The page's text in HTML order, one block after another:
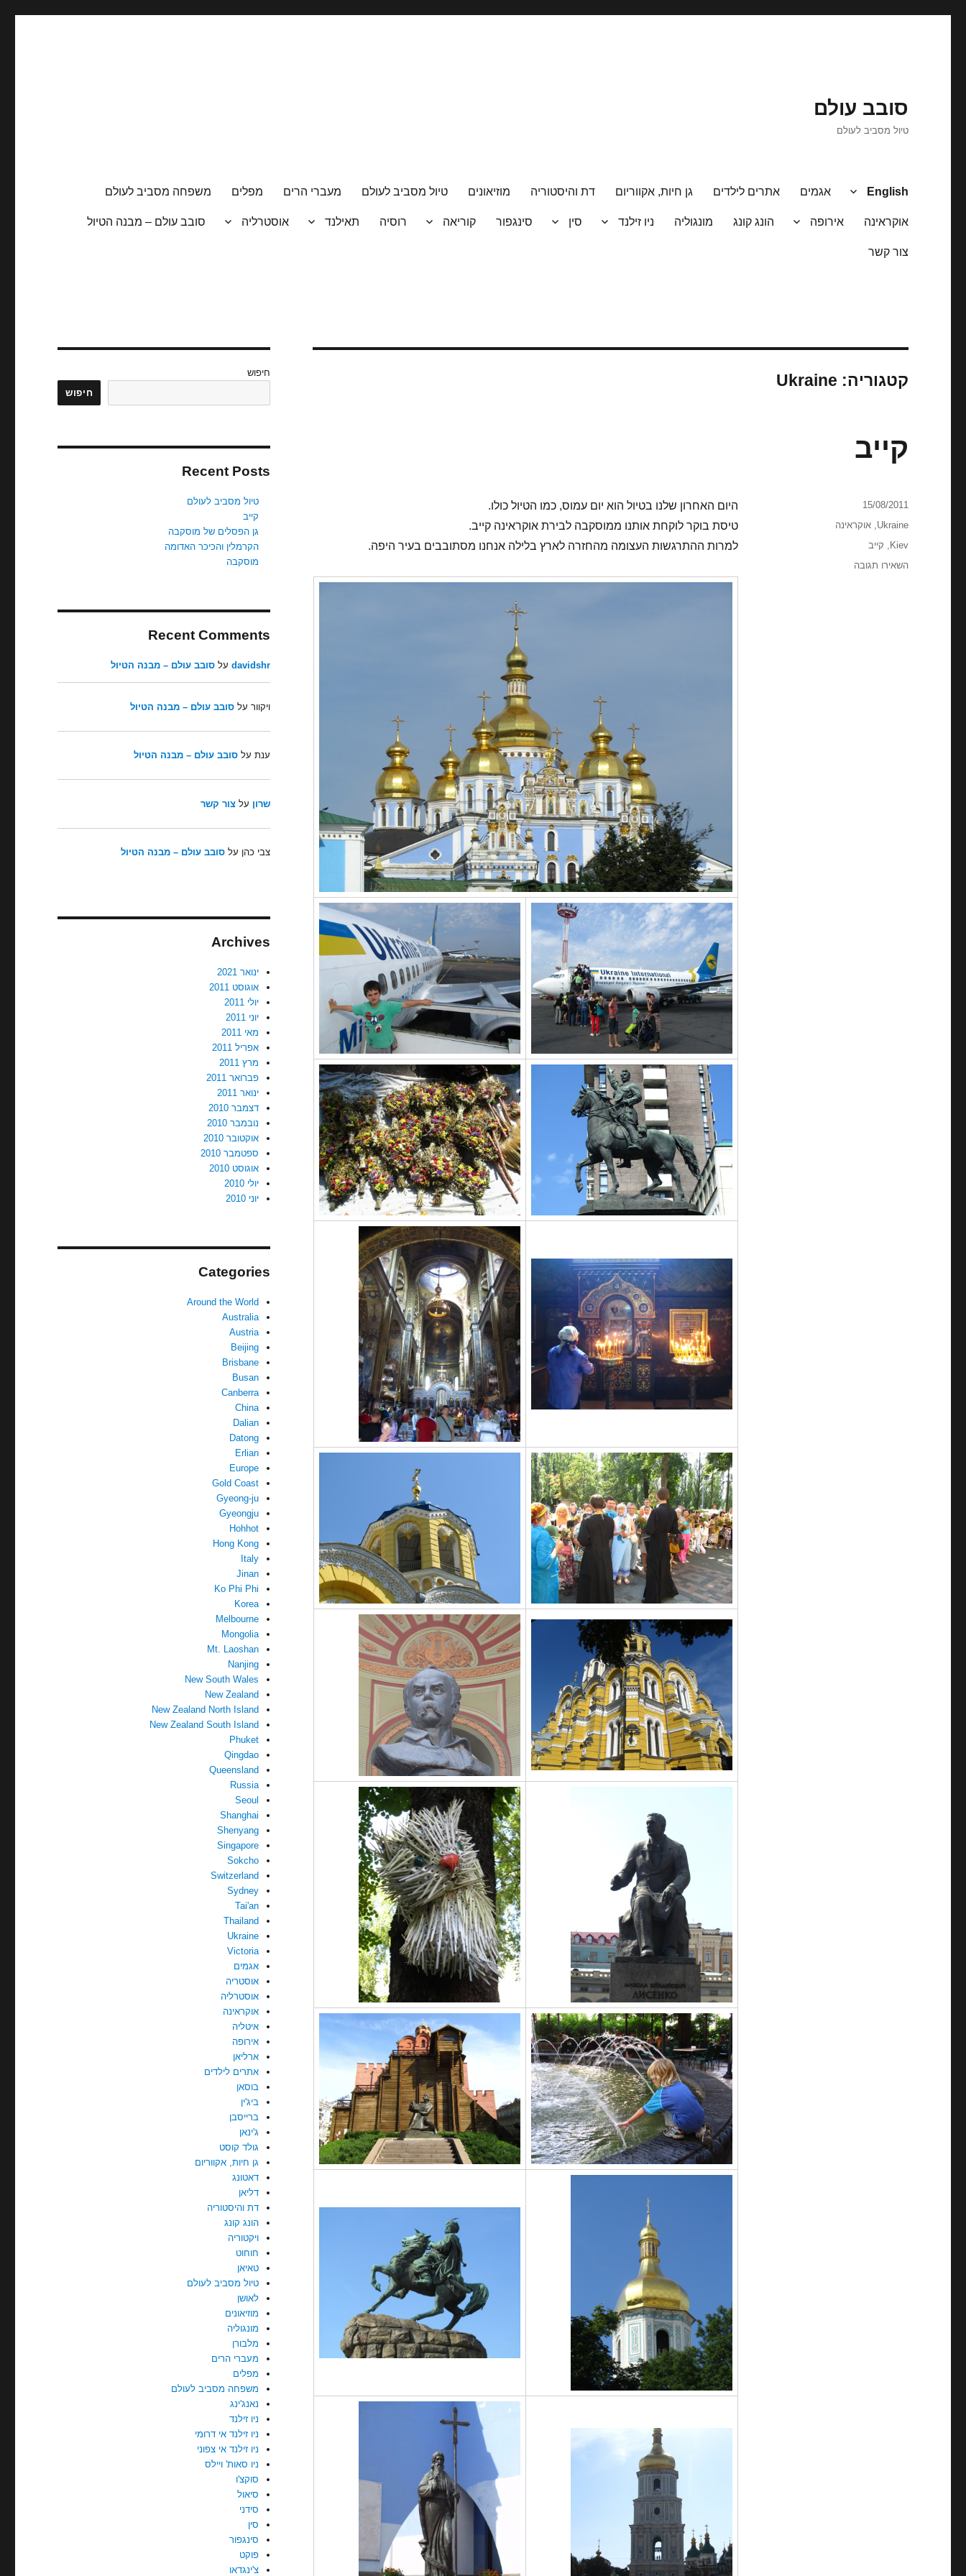
סובב עולם
טיול מסביב לעולם
English אגמים אתרים לילדים גן חיות, אקווריום דת והיסטוריה מוזיאונים טיול מסביב לעולם מעברי הרים מפלים משפחה מסביב לעולם
אוקראינה אירופה הונג קונג מונגוליה ניו זילנד סין סינגפור קוריאה רוסיה תאילנד אוסטרליה סובב עולם – מבנה הטיול
צור קשר
קטגוריה: Ukraine
קייב
היום האחרון שלנו בטיול הוא יום עמוס, כמו הטיול כולו.
טיסת בוקר לוקחת אותנו ממוסקבה לבירת אוקראינה קייב.
למרות ההתרגשות העצומה מהחזרה לארץ בלילה אנחנו מסתובבים בעיר היפה.
פורסם
בתאריך
15/08/2011
קטגוריות
Ukraine
,אוקראינה
תגיות
Kiev
, קייב
השאירו תגובה
חיפוש
חיפוש
Recent Posts
טיול מסביב לעולם
קייב
גן הפסלים של מוסקבה
הקרמלין והכיכר האדומה
מוסקבה
Recent Comments
davidshrעל סובב עולם – מבנה הטיול
ויקוורעל סובב עולם – מבנה הטיול
ענתעל סובב עולם – מבנה הטיול
שרון על צור קשר
צבי כהן על סובב עולם – מבנה הטיול
Archives
ינואר 2021
אוגוסט 2011
יולי 2011
יוני 2011
מאי 2011
אפריל 2011
מרץ 2011
פברואר 2011
ינואר 2011
דצמבר 2010
נובמבר 2010
אוקטובר 2010
ספטמבר 2010
אוגוסט 2010
יולי 2010
יוני 2010
Categories
Around the World
Australia
Austria
Beijing
Brisbane
Busan
Canberra
China
Dalian
Datong
Erlian
Europe
Gold Coast
Gyeong-ju
Gyeongju
Hohhot
Hong Kong
Italy
Jinan
Ko Phi Phi
Korea
Melbourne
Mongolia
Mt. Laoshan
Nanjing
New South Wales
New Zealand
New Zealand North Island
New Zealand South Island
Phuket
Qingdao
Queensland
Russia
Seoul
Shanghai
Shenyang
Singapore
Sokcho
Switzerland
Sydney
Tai'an
Thailand
Ukraine
Victoria
אגמים
אוסטריה
אוסטרליה
אוקראינה
איטליה
אירופה
ארליאן
אתרים לילדים
בוסאן
ביג'ין
ברייסבן
ג'ינאן
גולד קוסט
גן חיות, אקווריום
דאטונג
דליאן
דת והיסטוריה
הונג קונג
ויקטוריה
חוחוט
טאיאן
טיול מסביב לעולם
לאושן
מוזיאונים
מונגוליה
מלבורן
מעברי הרים
מפלים
משפחה מסביב לעולם
נאנג'ינג
ניו זילנד
ניו זילנד אי דרומי
ניו זילנד אי צפוני
ניו סאות' ויילס
סוקצ'ו
סיאול
סידני
סין
סינגפור
פוקט
צ'ינגדאו